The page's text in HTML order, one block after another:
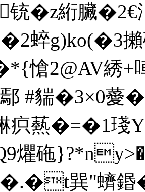
�z絎臟
蜶g)ko(�3
愴2@AV綉
鄢 #貒�3×0
爇�=�1琖
爠砤}
巽"蠐鍲